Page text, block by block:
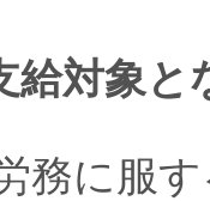
給対象と
に服す